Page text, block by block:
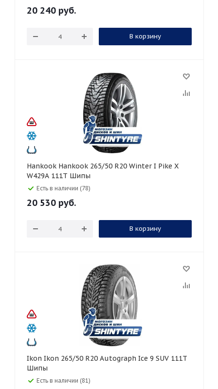
20 240 руб.
В корзину
Hankook Hankook 265/50 R20 Winter I Pike X
W429A 111T Шипы
Есть в наличии (78)
20 530 руб.
В корзину
Ikon Ikon 265/50 R20 Autograph Ice 9 SUV 111T
Шипы
Есть в наличии (81)